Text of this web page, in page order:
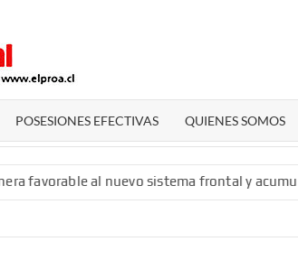
Antonio
POSESIONES EFECTIVAS QUIENES SOMOS
favorable al nuevo sistema frontal y acumula